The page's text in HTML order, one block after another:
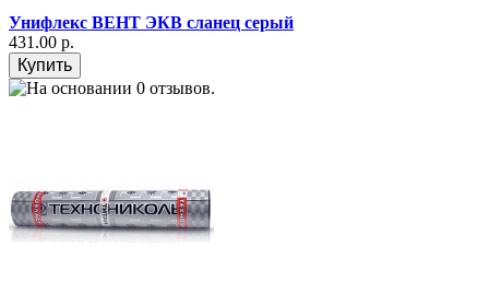
Унифлекс ВЕНТ ЭКВ сланец серый
431.00 р.